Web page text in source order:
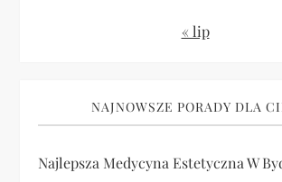
« lip
NAJNOWSZE PORADY DLA
Najlepsza Medycyna Estetyczna W